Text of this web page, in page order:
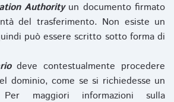
Authorityun documento firmato
del trasferimento. Non esiste un
può essere scritto sotto forma di
deve contestualmente procedere
dominio, come se si richiedesse un
maggiori informazioni sulla